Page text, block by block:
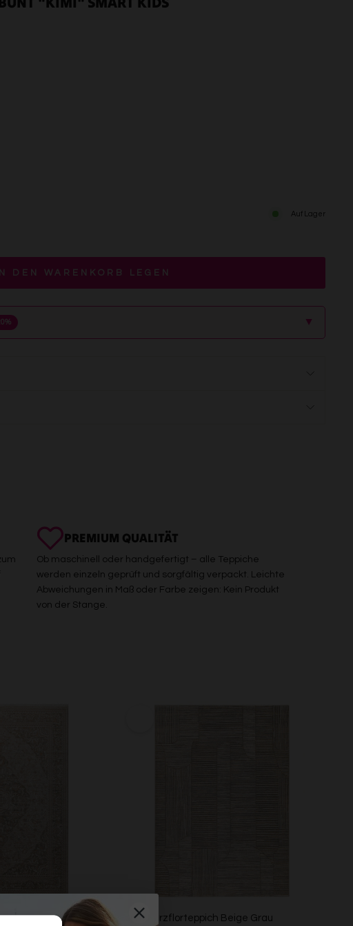
Auf Lager
DEN WARENKORB LEGEN
▲
PREMIUM QUALITÄT
Ob maschinell oder handgefertigt – alle Teppiche
werden einzeln geprüft und sorgfältig verpackt. Leichte
Abweichungen in Maß oder Farbe zeigen: Kein Produkt
von der Stange.
Beige "Soft
Esprit Kurzflorteppich Beige Grau